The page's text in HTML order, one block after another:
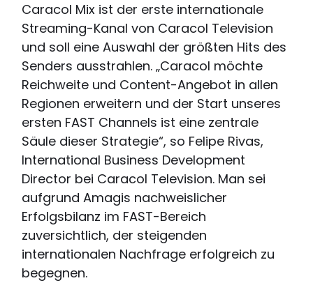
Caracol Mix ist der erste internationale
Streaming-Kanal von Caracol Television
und soll eine Auswahl der größten Hits des
Senders ausstrahlen. „Caracol möchte
Reichweite und Content-Angebot in allen
Regionen erweitern und der Start unseres
ersten FAST Channels ist eine zentrale
Säule dieser Strategie“, so Felipe Rivas,
International Business Development
Director bei Caracol Television. Man sei
aufgrund Amagis nachweislicher
Erfolgsbilanz im FAST-Bereich
zuversichtlich, der steigenden
internationalen Nachfrage erfolgreich zu
begegnen.